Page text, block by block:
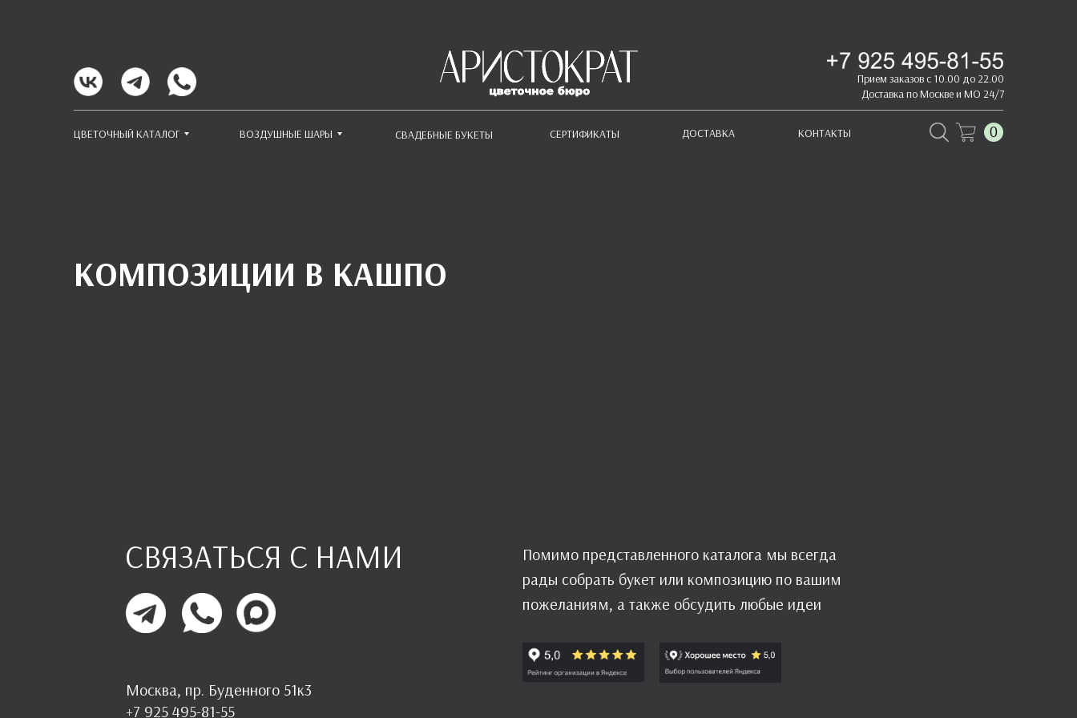
ЦВЕТОЧНЫЙ КАТАЛОГ СВАДЕБНЫЕ БУКЕТЫ
ВОЗДУШНЫЕ ШАРЫ ДОСТАВКА КОНТАКТЫ
СЕРТИФИКАТЫ 0
Доставка по Москве и МО 24/7
Прием заказов с 10.00 до 22.00
КОМПОЗИЦИИ В КАШПО
Москва, пр. Буденного 51к3
+7 925 495-81-55
СВЯЗАТЬСЯ С НАМИ
Помимо представленного каталога мы всегда
рады собрать букет или композицию по вашим
пожеланиям, а также обсудить любые идеи